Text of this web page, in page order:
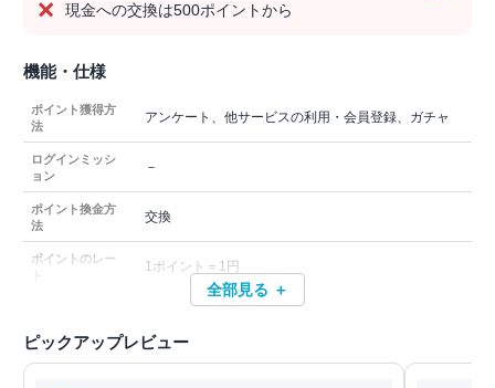
現金への交換は500ポイントから
機能・仕様
ポイント獲得方
法
アンケート、他サービスの利用・会員登録、ガチャ
ログインミッシ
ョン
－
ポイント換金方
法
交換
ポイントのレー
1ポイント＝1円
全部見る ＋
ピックアップレビュー